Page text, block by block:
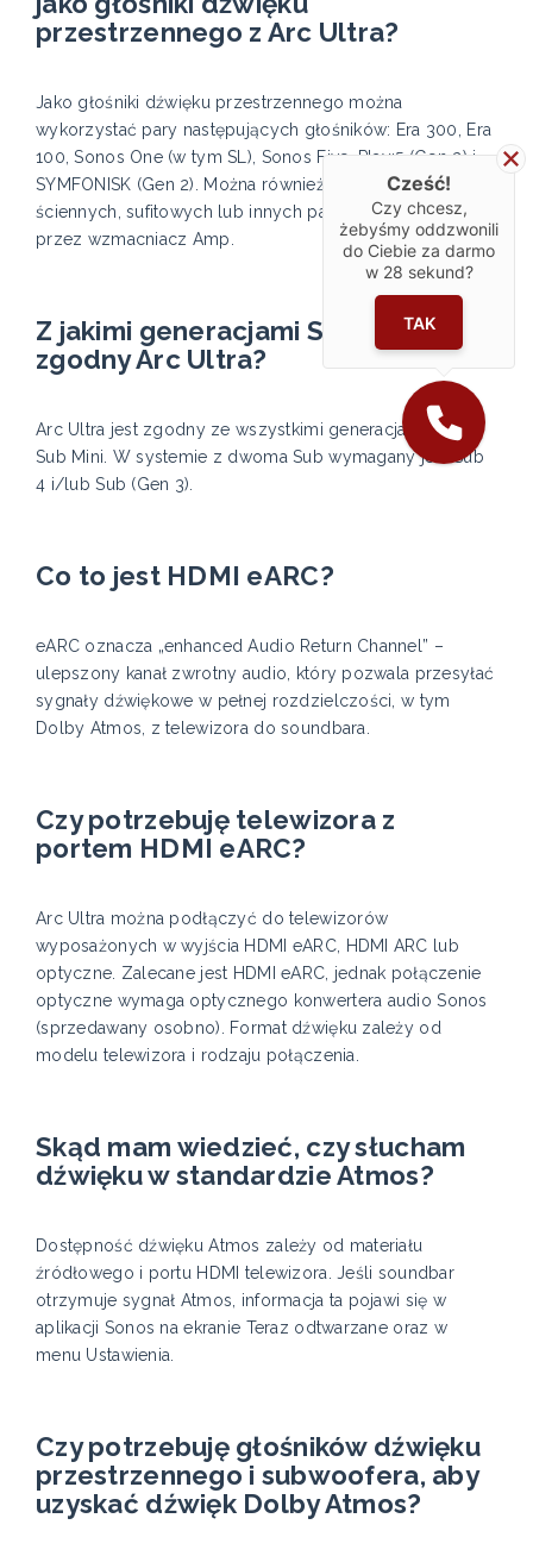
przestrzennego z Arc Ultra?
Jako głośniki dźwięku przestrzennego można
wykorzystać pary następujących głośników: Era 300, Era
100, Sonos One (w tym SL), Sonos Five, Play:5 (Gen 2) i
SYMFONISK (Gen 2). Można również użyć głośników
ściennych, sufitowych lub innych pasywnych zasilanych
przez wzmacniacz Amp.
Z jakimi generacjami Sub jest
zgodny Arc Ultra?
Arc Ultra jest zgodny ze wszystkimi generacjami Sub i
Sub Mini. W systemie z dwoma Sub wymagany jest Sub
4 i/lub Sub (Gen 3).
Co to jest HDMI eARC?
eARC oznacza „enhanced Audio Return Channel” –
ulepszony kanał zwrotny audio, który pozwala przesyłać
sygnały dźwiękowe w pełnej rozdzielczości, w tym
Dolby Atmos, z telewizora do soundbara.
Czy potrzebuję telewizora z
portem HDMI eARC?
Arc Ultra można podłączyć do telewizorów
wyposażonych w wyjścia HDMI eARC, HDMI ARC lub
optyczne. Zalecane jest HDMI eARC, jednak połączenie
optyczne wymaga optycznego konwertera audio Sonos
(sprzedawany osobno). Format dźwięku zależy od
modelu telewizora i rodzaju połączenia.
Skąd mam wiedzieć, czy słucham
dźwięku w standardzie Atmos?
Dostępność dźwięku Atmos zależy od materiału
źródłowego i portu HDMI telewizora. Jeśli soundbar
otrzymuje sygnał Atmos, informacja ta pojawi się w
aplikacji Sonos na ekranie Teraz odtwarzane oraz w
menu Ustawienia.
Czy potrzebuję głośników dźwięku
przestrzennego i subwoofera, aby
uzyskać dźwięk Dolby Atmos?
Cześć!
Czy chcesz,
żebyśmy oddzwonili
do Ciebie za darmo
w 28 sekund?
TAK